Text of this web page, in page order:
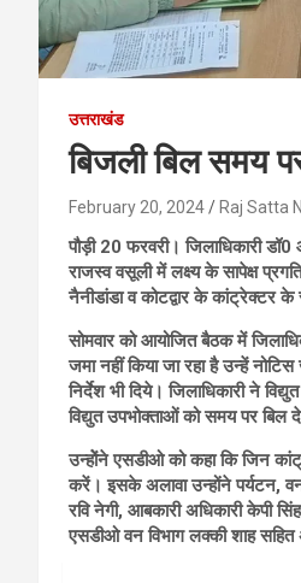
उत्तराखंड
बिजली बिल समय
February 20, 2024 Raj Satta
पौड़ी 20 फरवरी। जिलाधिकारी
राजस्व वसूली में लक्ष्य के सापेक्ष
नैनीडांडा व कोटद्वार के कांट्रेक्टर
सोमवार को आयोजित बैठक में
जमा नहीं किया जा रहा है उन्हें
निर्देश भी दिये। जिलाधिकारी ने
विद्युत उपभोक्ताओं को समय पर बिल
उन्होेंने एसडीओ को कहा कि जिन
करें। इसके अलावा उन्होंने पर्यटन,
रवि नेगी, आबकारी अधिकारी केपी
एसडीओ वन विभाग लक्की शाह